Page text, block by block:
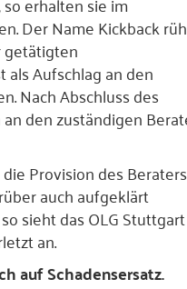
Der Name Kickback
getätigten
als Aufschlag an den
Nach Abschluss des
den zuständigen
Provision des Beraters
auch aufgeklärt
sieht das OLG Stuttgart
an.
auf Schadensersatz.